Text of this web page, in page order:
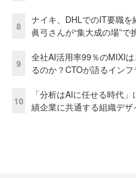
8
ナイキ、DHLでのIT要職
眞弓さんが“集大成の場”で
9
全社AI活用率99％のMIXI
るのか？CTOが語るイン
10
「分析はAIに任せる時代
績企業に共通する組織デザ